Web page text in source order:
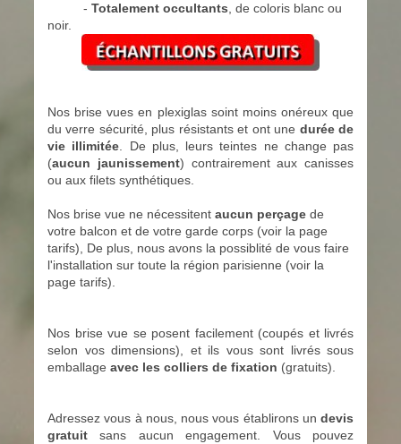
- Totalement occultants , de coloris blanc ou
noir.
Nos brise vues en plexiglas soint moins onéreux que
du verre sécurité, plus résistants et ont une durée de
vie illimitée . De plus, leurs teintes ne change pas
(aucun jaunissement) contrairement aux canisses
ou aux filets synthétiques.
Nos brise vue ne nécessitent aucun perçage de
votre balcon et de votre garde corps (voir la page
tarifs),
De plus, nous avons la possiblité de vous faire
l'installation sur toute la région parisienne (voir la
page tarifs).
Nos brise vue se posent facilement (coupés et livrés
selon vos dimensions), et ils vous sont livrés sous
emballage avec les colliers de fixation (gratuits).
Adressez vous à nous, nous vous établirons un devis
gratuit sans aucun engagement. Vous pouvez